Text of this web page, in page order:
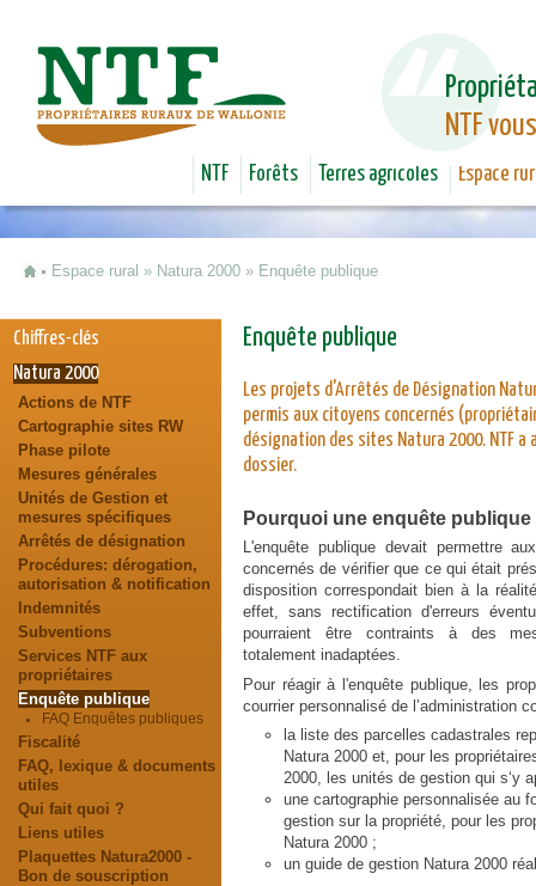
NTF
NTF Forêts Terres agricoles Espace
Espace rural » Natura 2000 » Enquête publique
Enquête publique
Les projets d'Arrêtés de Désignation
permis aux citoyens concernés
désignation des sites Natura 2000. NTF
dossier.
Pourquoi une enquête publique
L'enquête publique devait permettre
concernés de vérifier que ce qui était
disposition correspondait bien à la
effet, sans rectification d'erreurs
pourraient être contraints à des
totalement inadaptées.
Pour réagir à l'enquête publique, les
courrier personnalisé de l’administration
la liste des parcelles cadastrales
Natura 2000 et, pour les
2000, les unités de gestion qui s‘y
une cartographie personnalisée au
gestion sur la propriété, pour les
Natura 2000 ;
un guide de gestion Natura 2000
Chiffres-clés
Natura 2000
Actions de NTF
Cartographie sites RW
Phase pilote
Mesures générales
Unités de Gestion et
mesures spécifiques
Arrêtés de désignation
Procédures: dérogation,
autorisation & notification
Indemnités
Subventions
Services NTF aux
propriétaires
Enquête publique
FAQ Enquêtes publiques
Fiscalité
FAQ, lexique & documents
utiles
Qui fait quoi ?
Liens utiles
Plaquettes Natura2000 -
Bon de souscription